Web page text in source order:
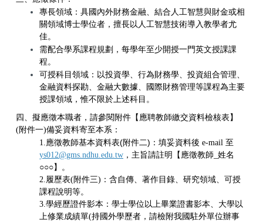
專長領域： 具國內外財務金融、結合人工智慧與財金或相
關領域博士學位者， 擅長以人工智慧技術導入教學者尤
佳。
需配合學系課程規劃，每學年至少開授一門英文授課課
程。
可授科目領域：以投資學、行為財務學、投資組合管理、
金融資料探勘、金融大數據、國際財務管理等課程為主要
授課領域 ，惟不限於上述科目。
四、擬應徵本職者，請參閱附件【應聘教師繳交資料檢核表】
(附件一)備妥資料寄至本系：
1.應徵教師基本資料表(附件二) ： 填妥資料後 e-mail 至
ys012@gms.ndhu.edu.tw ，主旨請註明【應徵教師 姓名
○○○】。
2.履歷表(附件三) ：含自傳、著作目錄、研究領域、可授
課程說明等。
3.學經歷證件影本：學士學位以上畢業證書影本、大學以
上修業成績單(持國外學歷者，請檢附我國駐外單位辦事